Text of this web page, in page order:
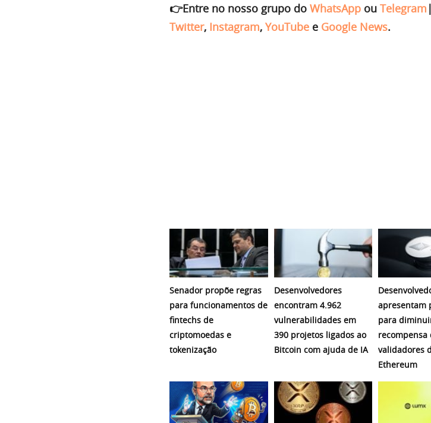
👉Entre no nosso grupo do WhatsApp ou Telegram |
Twitter, Instagram, YouTube e Google News.
Senador propõe regras
para funcionamentos de
fintechs de
criptomoedas e
tokenização
Desenvolvedores
encontram 4.962
vulnerabilidades em
390 projetos ligados ao
Bitcoin com ajuda de IA
apresentam
para
recompensa
validadores
Ethereum